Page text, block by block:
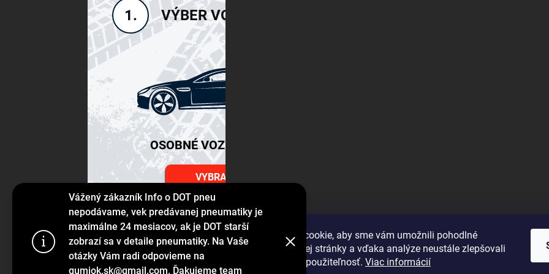
Používame súbory cookie, aby sme vám umožnili pohodlné
prehliadanie webovej stránky a vďaka analýze neustále zlepšovali
jej funkcie, výkon a použiteľnosť. Viac informácií
Vážený zákazník Info o DOT pneu
nepodávame, vek predávanej pneumatiky je
maximálne 24 mesiacov, ak je DOT starší
zobrazí sa v detaile pneumatiky. Na Vaše
otázky Vám radi odpovieme na
gumiok.sk@gmail.com. Ďakujeme team
1. VÝBER VOZIDLA
OSOBNÉ VOZIDLÁ SUV
VYBRAŤ